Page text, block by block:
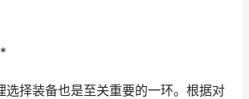
选择装备也是至关重要的一环。根据对